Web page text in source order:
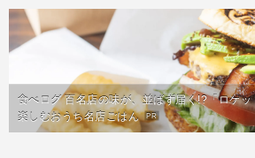
食べログ 百名店の味が、並ばず届く!?「ロケ
楽しむおうち名店ごはん PR